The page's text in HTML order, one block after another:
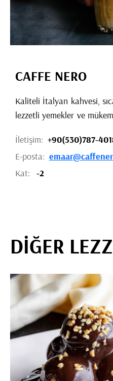
CAFFE NERO
Kaliteli İtalyan kahvesi,
lezzetli yemekler ve
İletişim: +90(530)787-
E-posta:
Kat:
-2
DİĞER